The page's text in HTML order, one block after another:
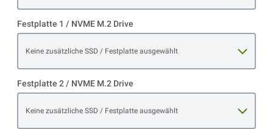
Festplatte 1 / NVME M.2 Drive
Keine zusätzliche SSD / Festplatte ausgewählt
Festplatte 2 / NVME M.2 Drive
Keine zusätzliche SSD / Festplatte ausgewählt